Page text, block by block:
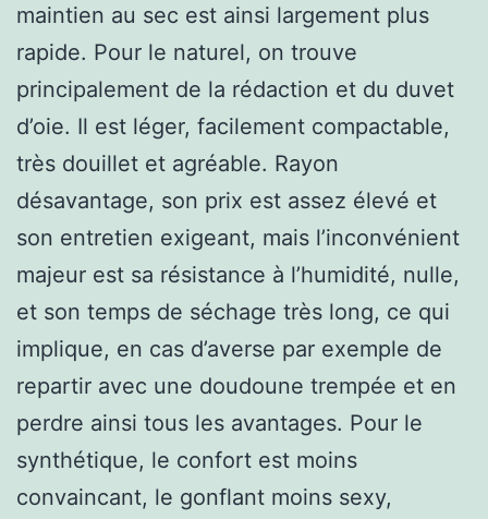
maintien au sec est ainsi largement plus
rapide. Pour le naturel, on trouve
principalement de la rédaction et du duvet
d’oie. Il est léger, facilement compactable,
très douillet et agréable. Rayon
désavantage, son prix est assez élevé et
son entretien exigeant, mais l’inconvénient
majeur est sa résistance à l’humidité, nulle,
et son temps de séchage très long, ce qui
implique, en cas d’averse par exemple de
repartir avec une doudoune trempée et en
perdre ainsi tous les avantages. Pour le
synthétique, le confort est moins
convaincant, le gonflant moins sexy,